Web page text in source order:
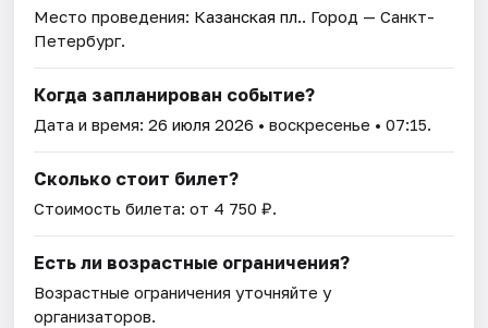
Место проведения: Казанская пл.. Город — Санкт-
Петербург.
Когда запланирован событие?
Дата и время:26 июля 2026 • воскресенье • 07:15.
Сколько стоит билет?
Стоимость билета: от 4 750 ₽.
Есть ли возрастные ограничения?
Возрастные ограничения уточняйте у
организаторов.